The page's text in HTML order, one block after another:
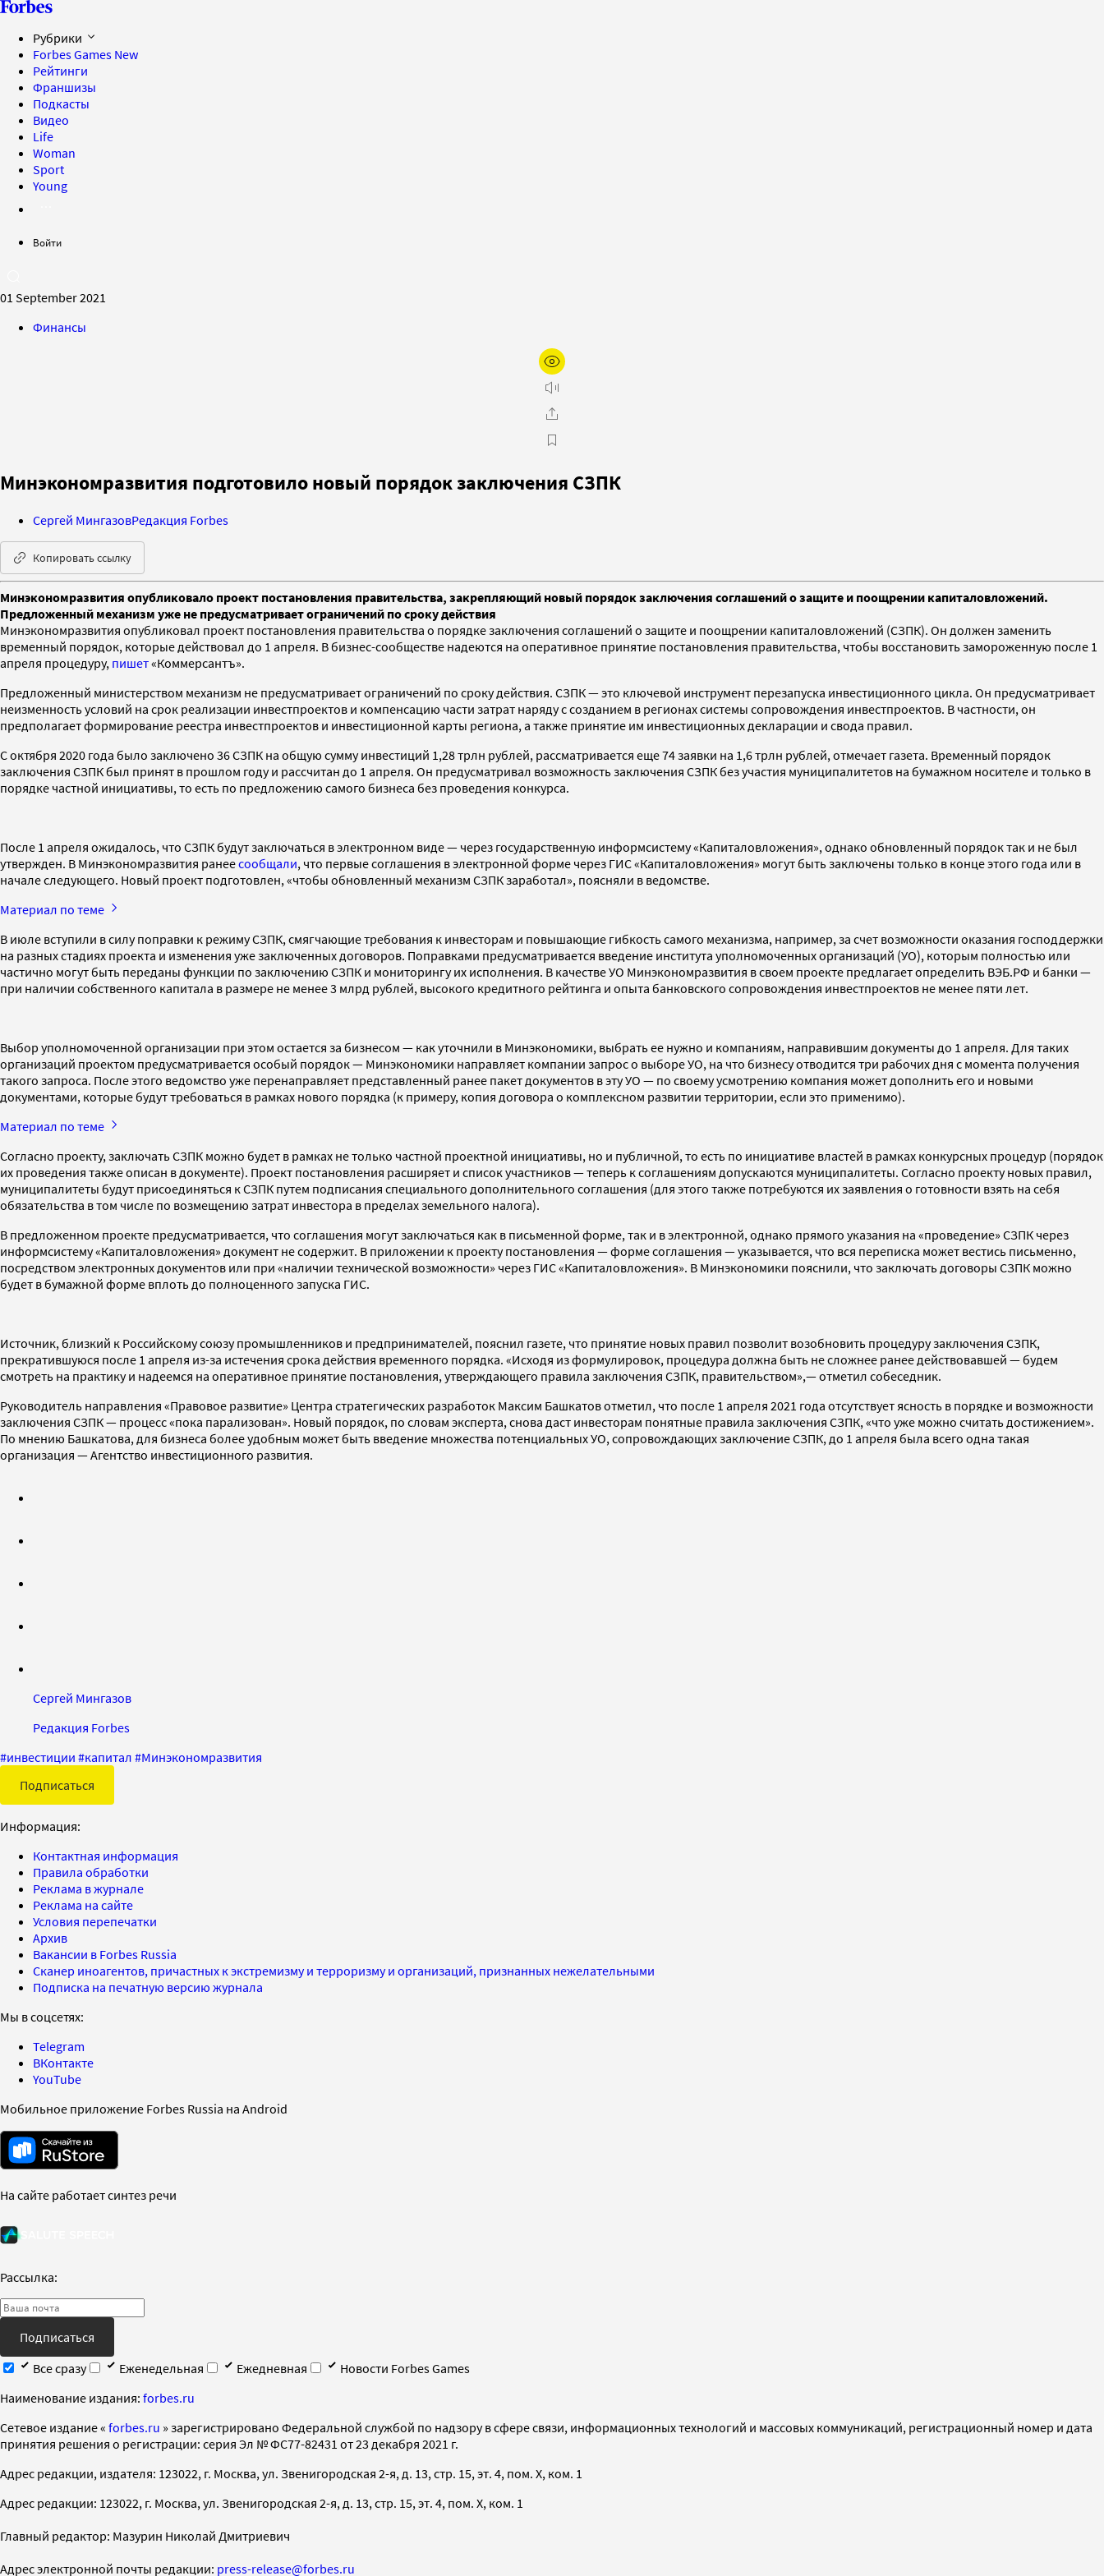
Рубрики
Forbes Games New
Рейтинги
Франшизы
Подкасты
Видео
Life
Woman
Sport
Young
Войти
01 September 2021
Финансы
Минэкономразвития подготовило новый порядок заключения СЗПК
Сергей МингазовРедакция Forbes
Копировать ссылку
Минэкономразвития опубликовало проект постановления правительства, закрепляющий новый порядок заключения соглашений о защите и поощрении капиталовложений.
Предложенный механизм уже не предусматривает ограничений по сроку действия
Минэкономразвития опубликовал проект постановления правительства о порядке заключения соглашений о защите и поощрении капиталовложений (СЗПК). Он должен заменить
временный порядок, которые действовал до 1 апреля. В бизнес-сообществе надеются на оперативное принятие постановления правительства, чтобы восстановить замороженную после 1
апреля процедуру, пишет«Коммерсантъ».
Предложенный министерством механизм не предусматривает ограничений по сроку действия. СЗПК — это ключевой инструмент перезапуска инвестиционного цикла. Он предусматривает
неизменность условий на срок реализации инвестпроектов и компенсацию части затрат наряду с созданием в регионах системы сопровождения инвестпроектов. В частности, он
предполагает формирование реестра инвестпроектов и инвестиционной карты региона, а также принятие им инвестиционных декларации и свода правил.
С октября 2020 года было заключено 36 СЗПК на общую сумму инвестиций 1,28 трлн рублей, рассматривается еще 74 заявки на 1,6 трлн рублей, отмечает газета. Временный порядок
заключения СЗПК был принят в прошлом году и рассчитан до 1 апреля. Он предусматривал возможность заключения СЗПК без участия муниципалитетов на бумажном носителе и только в
порядке частной инициативы, то есть по предложению самого бизнеса без проведения конкурса.
После 1 апреля ожидалось, что СЗПК будут заключаться в электронном виде — через государственную информсистему «Капиталовложения», однако обновленный порядок так и не был
утвержден. В Минэкономразвития ранеесообщали, что первые соглашения в электронной форме через ГИС «Капиталовложения» могут быть заключены только в конце этого года или в
начале следующего. Новый проект подготовлен, «чтобы обновленный механизм СЗПК заработал», поясняли в ведомстве.
Материал по теме
В июле вступили в силу поправки к режиму СЗПК, смягчающие требования к инвесторам и повышающие гибкость самого механизма, например, за счет возможности оказания господдержки
на разных стадиях проекта и изменения уже заключенных договоров. Поправками предусматривается введение института уполномоченных организаций (УО), которым полностью или
частично могут быть переданы функции по заключению СЗПК и мониторингу их исполнения. В качестве УО Минэкономразвития в своем проекте предлагает определить ВЭБ.РФ и банки —
при наличии собственного капитала в размере не менее 3 млрд рублей, высокого кредитного рейтинга и опыта банковского сопровождения инвестпроектов не менее пяти лет.
Выбор уполномоченной организации при этом остается за бизнесом — как уточнили в Минэкономики, выбрать ее нужно и компаниям, направившим документы до 1 апреля. Для таких
организаций проектом предусматривается особый порядок — Минэкономики направляет компании запрос о выборе УО, на что бизнесу отводится три рабочих дня с момента получения
такого запроса. После этого ведомство уже перенаправляет представленный ранее пакет документов в эту УО — по своему усмотрению компания может дополнить его и новыми
документами, которые будут требоваться в рамках нового порядка (к примеру, копия договора о комплексном развитии территории, если это применимо).
Материал по теме
Согласно проекту, заключать СЗПК можно будет в рамках не только частной проектной инициативы, но и публичной, то есть по инициативе властей в рамках конкурсных процедур (порядок
их проведения также описан в документе). Проект постановления расширяет и список участников — теперь к соглашениям допускаются муниципалитеты. Согласно проекту новых правил,
муниципалитеты будут присоединяться к СЗПК путем подписания специального дополнительного соглашения (для этого также потребуются их заявления о готовности взять на себя
обязательства в том числе по возмещению затрат инвестора в пределах земельного налога).
В предложенном проекте предусматривается, что соглашения могут заключаться как в письменной форме, так и в электронной, однако прямого указания на «проведение» СЗПК через
информсистему «Капиталовложения» документ не содержит. В приложении к проекту постановления — форме соглашения — указывается, что вся переписка может вестись письменно,
посредством электронных документов или при «наличии технической возможности» через ГИС «Капиталовложения». В Минэкономики пояснили, что заключать договоры СЗПК можно
будет в бумажной форме вплоть до полноценного запуска ГИС.
Источник, близкий к Российскому союзу промышленников и предпринимателей, пояснил газете, что принятие новых правил позволит возобновить процедуру заключения СЗПК,
прекратившуюся после 1 апреля из-за истечения срока действия временного порядка. «Исходя из формулировок, процедура должна быть не сложнее ранее действовавшей — будем
смотреть на практику и надеемся на оперативное принятие постановления, утверждающего правила заключения СЗПК, правительством»,— отметил собеседник.
Руководитель направления «Правовое развитие» Центра стратегических разработок Максим Башкатов отметил, что после 1 апреля 2021 года отсутствует ясность в порядке и возможности
заключения СЗПК — процесс «пока парализован». Новый порядок, по словам эксперта, снова даст инвесторам понятные правила заключения СЗПК, «что уже можно считать достижением».
По мнению Башкатова, для бизнеса более удобным может быть введение множества потенциальных УО, сопровождающих заключение СЗПК, до 1 апреля была всего одна такая
организация — Агентство инвестиционного развития.
Сергей Мингазов
Редакция Forbes
#инвестиции #капитал #Минэкономразвития
Подписаться
Информация:
Контактная информация
Правила обработки
Реклама в журнале
Реклама на сайте
Условия перепечатки
Архив
Вакансии в Forbes Russia
Сканер иноагентов, причастных к экстремизму и терроризму и организаций, признанных нежелательными
Подписка на печатную версию журнала
Мы в соцсетях:
Telegram
ВКонтакте
YouTube
Мобильное приложение Forbes Russia на Android
На сайте работает синтез речи
Рассылка:
Подписаться
Все сразу
Еженедельная Ежедневная
Новости Forbes Games
Наименование издания: forbes.ru
Cетевое издание « forbes.ru » зарегистрировано Федеральной службой по надзору в сфере связи, информационных технологий и массовых коммуникаций, регистрационный номер и дата
принятия решения о регистрации: серия Эл № ФС77-82431 от 23 декабря 2021 г.
Адрес редакции, издателя: 123022, г. Москва, ул. Звенигородская 2-я, д. 13, стр. 15, эт. 4, пом. X, ком. 1
Адрес редакции: 123022, г. Москва, ул. Звенигородская 2-я, д. 13, стр. 15, эт. 4, пом. X, ком. 1
Главный редактор: Мазурин Николай Дмитриевич
Адрес электронной почты редакции: press-release@forbes.ru